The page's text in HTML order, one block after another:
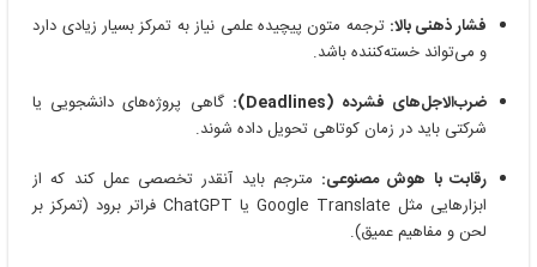
فشار ذهنی بالا: ترجمه متون پیچیده علمی نیاز به تمرکز بسیار زیادی دارد
و می‌تواند خسته‌کننده باشد.
ضرب‌الاجل‌های فشرده (Deadlines):
گاهی پروژه‌های دانشجویی یا
شرکتی باید در زمان کوتاهی تحویل داده شوند.
رقابت با هوش مصنوعی: مترجم باید آنقدر تخصصی عمل کند که از
ابزارهایی مثل Google Translate یا ChatGPT فراتر برود (تمرکز بر
لحن و مفاهیم عمیق).